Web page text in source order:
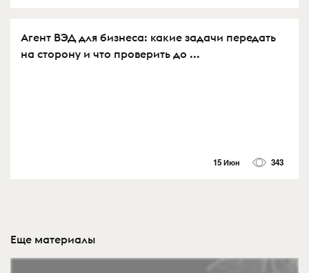
Агент ВЭД для бизнеса: какие задачи передать
на сторону и что проверить до ...
15 Июн 343
Еще материалы